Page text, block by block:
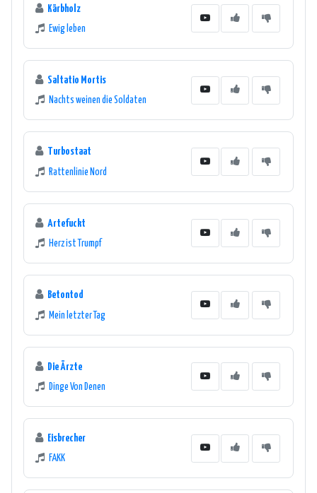
Kärbholz
Ewig leben
Saltatio Mortis
Nachts weinen die Soldaten
Turbostaat
Rattenlinie Nord
Artefuckt
Herz ist Trumpf
Betontod
Mein letzter Tag
Die Ärzte
Dinge Von Denen
Eisbrecher
FAKK